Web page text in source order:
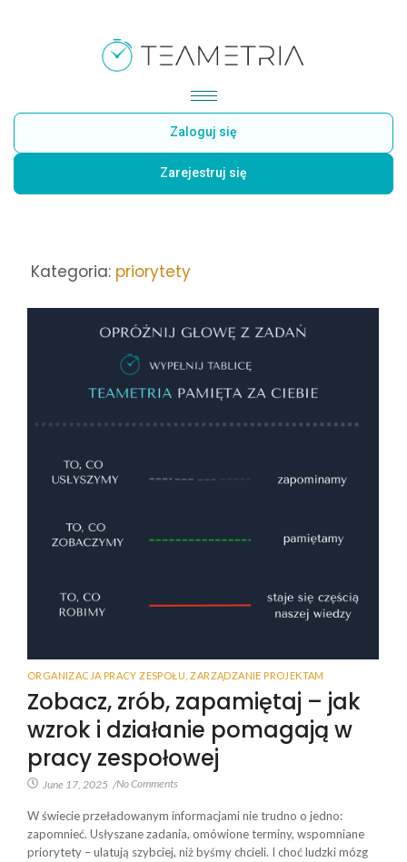
Zaloguj się
Zarejestruj się
Kategoria: priorytety
ORGANIZACJA PRACY ZESPOŁU ZARZĄDZANIE PROJEKTAM
Zobacz, zrób, zapamiętaj – jak
wzrok i działanie pomagają w
pracy zespołowej
June 17, 2025 /No Comments
W świecie przeładowanym informacjami nie trudno o jedno:
zapomnieć. Usłyszane zadania, omówione terminy, wspomniane
priorytety – ulatują szybciej, niż byśmy chcieli. I choć ludzki mózg